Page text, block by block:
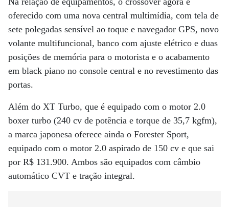
oferecido com uma nova central multimídia, com tela de
sete polegadas sensível ao toque e navegador GPS, novo
volante multifuncional, banco com ajuste elétrico e duas
posições de memória para o motorista e o acabamento
em black piano no console central e no revestimento das
portas.
Além do XT Turbo, que é equipado com o motor 2.0
boxer turbo (240 cv de potência e torque de 35,7 kgfm),
a marca japonesa oferece ainda o Forester Sport,
equipado com o motor 2.0 aspirado de 150 cv e que sai
por R$ 131.900. Ambos são equipados com câmbio
automático CVT e tração integral.